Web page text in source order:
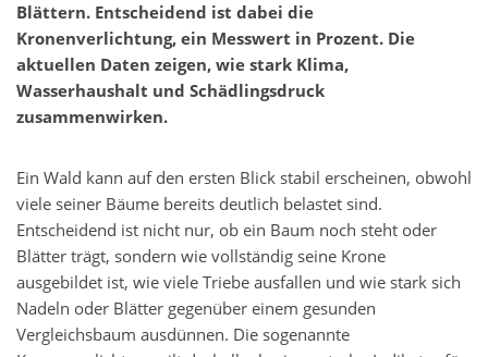
Blättern. Entscheidend ist dabei die
Kronenverlichtung, ein Messwert in Prozent. Die
aktuellen Daten zeigen, wie stark Klima,
Wasserhaushalt und Schädlingsdruck
zusammenwirken.
Ein Wald kann auf den ersten Blick stabil erscheinen, obwohl
viele seiner Bäume bereits deutlich belastet sind.
Entscheidend ist nicht nur, ob ein Baum noch steht oder
Blätter trägt, sondern wie vollständig seine Krone
ausgebildet ist, wie viele Triebe ausfallen und wie stark sich
Nadeln oder Blätter gegenüber einem gesunden
Vergleichsbaum ausdünnen. Die sogenannte